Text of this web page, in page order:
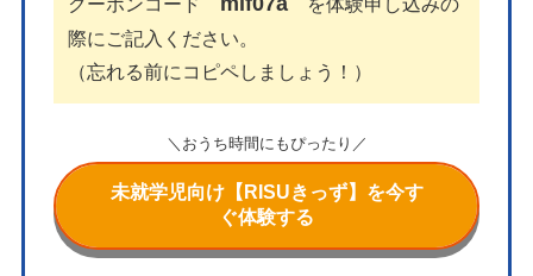
クーポンコード
を体験申し込みの
際にご記入ください。
（忘れる前にコピペしましょう！）
＼おうち時間にもぴったり／
未就学児向け【RISUきっず】を今す
ぐ体験する